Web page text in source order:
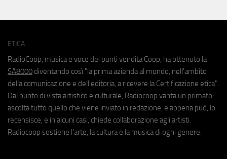
ETICA
RadioCoop, musica e voce dei punti vendita Coop, ha ottenuto la
SA8000 diventando così "la prima azienda al mondo, nell'ambito
della comunicazione e dell'editoria, a ricevere la Certificazione etica".
Dal punto di vista artistico e culturale, Radiocoop vanta un primato:
ascolta tutto quello che viene inviato in redazione, e appena può, lo
recensisce, e in alcuni casi, chiede collaborazione agli artisti.
Radiocoop sostiene l'arte, la cultura e la musica di ogni genere.